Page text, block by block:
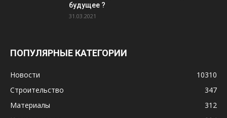
будущее ?
31.03.2021
ПОПУЛЯРНЫЕ КАТЕГОРИИ
Новости
10310
Строительство
347
Материалы
312